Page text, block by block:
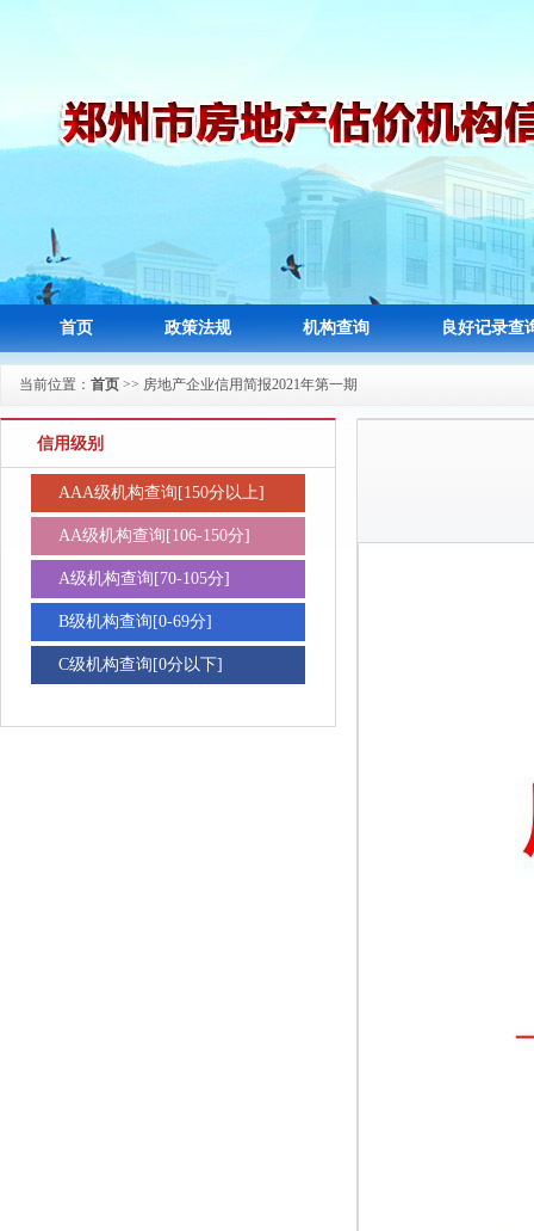
首页 政策法规 机构查询 良好记录查
当前位置： 首页 >> 房地产企业信用简报2021年第一期
信用级别
AAA级机构查询[150分以上]
AA级机构查询[106-150分]
A级机构查询[70-105分]
B级机构查询[0-69分]
C级机构查询[0分以下]